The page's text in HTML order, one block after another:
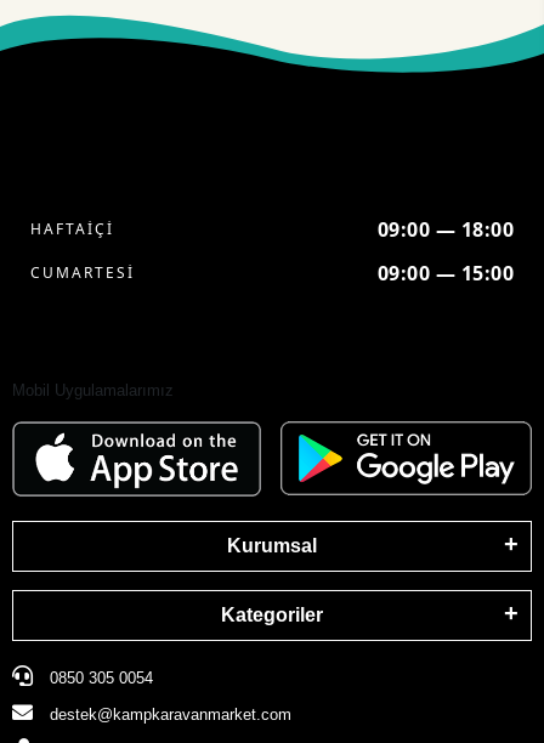
HAFTAİÇİ 09:00 — 18:00
CUMARTESİ 09:00 — 15:00
Mobil Uygulamalarımız
Kurumsal
Kategoriler
0850 305 0054
destek@kampkaravanmarket.com